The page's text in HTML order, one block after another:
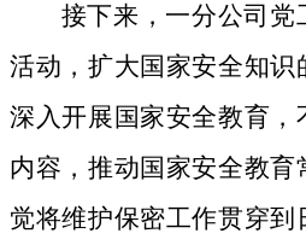
接下来，一分公司
活动，扩大国家安全知识
深入开展国家安全教育，
内容，推动国家安全教育
觉将维护保密工作贯穿